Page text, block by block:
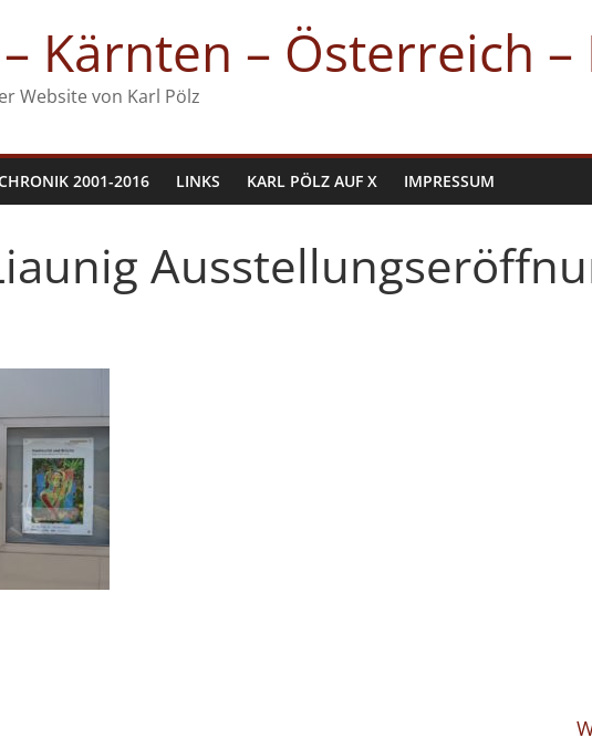
Kärnten – Österreich –
Website von Karl Pölz
2001-2016 LINKS KARL PÖLZ AUF X IMPRESSUM